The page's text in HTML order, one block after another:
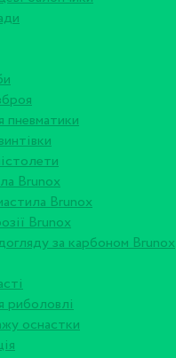
пневматики
Brunox
Brunox
Brunox
за карбоном Brunox
риболовлі
оснастки